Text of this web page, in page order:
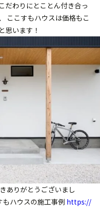
だわりにとことん付き合っ
ここすもハウスは価格もこ
思います！
きありがとうございまし
ハウスの施工事例 https://